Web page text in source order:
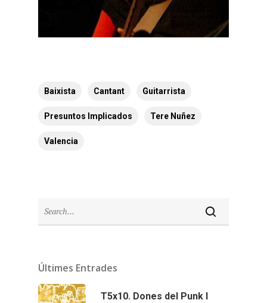
Baixista Cantant Guitarrista
Presuntos Implicados Tere Nuñez
Valencia
Últimes Entrades
T5x10. Dones del Punk I